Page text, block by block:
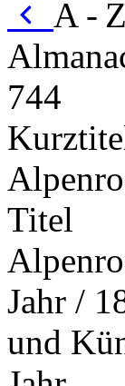
A - Z
744
Titel
Jahr /
und